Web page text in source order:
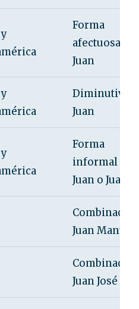
Forma
afectuosa de
Juan
Diminutivo
Juan
Forma
informal de
Juan o Juana
Juan Manuel
Juan José